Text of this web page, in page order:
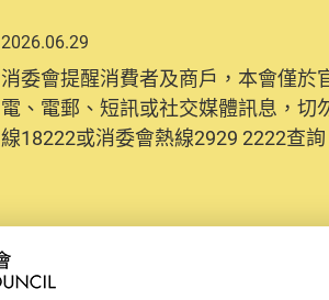
2026.06.29
消委會提醒消費者及商戶，本會僅
電、電郵、短訊或社交媒體訊息，
線18222或消委會熱線2929 2222查詢